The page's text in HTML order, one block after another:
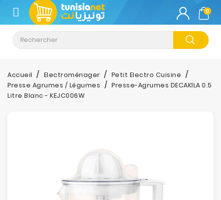
CATÉGORIE
Climatisation
Informatique
Téléphonie
0
Accueil Electroménager
Petit Electro Cuisine
Presse Agrumes / Légumes
Presse-Agrumes DECAKILA 0.5
Litre Blanc - KEJC006W